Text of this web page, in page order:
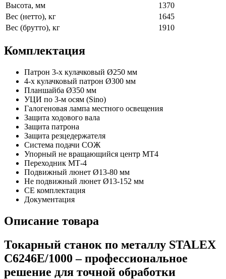
Высота, мм
1370
Вес (нетто), кг
1645
Вес (брутто), кг
1910
Комплектация
Патрон 3-х кулачковый Ø250 мм
4-х кулачковый патрон Ø300 мм
Планшайба Ø350 мм
УЦИ по 3-м осям (Sino)
Галогеновая лампа местного освещения
Защита ходового вала
Защита патрона
Защита резцедержателя
Система подачи СОЖ
Упорный не вращающийся центр MT4
Переходник МТ-4
Подвижный люнет Ø13-80 мм
Не подвижный люнет Ø13-152 мм
CE комплектация
Документация
Описание товара
Токарный станок по металлу STALEX
C6246E/1000 – профессиональное
решение для точной обработки